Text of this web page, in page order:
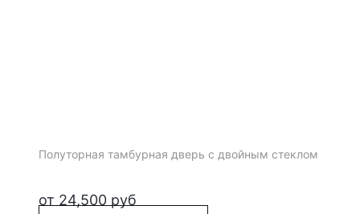
Полуторная тамбурная дверь с двойным стеклом
от 24,500 руб